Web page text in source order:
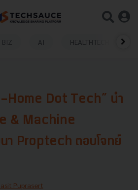
BIZ AI HEALTHTECH
Home Dot Tech” นำ
& Machine
Proptech ตอบโจทย์
Puprasert